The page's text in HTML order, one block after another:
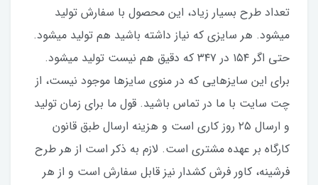
تعداد طرح بسیار زیاد، این محصول با سفارش تولید
میشود. هر سایزی که نیاز داشته باشید هم تولید میشود.
حتی اگر ۱۵۴ در ۳۴۷ که دقیق هم نیست تولید میشود.
برای این سایزهایی که در منوی سایزها موجود نیست، از
چت سایت با ما در تماس باشید. قول ما برای زمان تولید
و ارسال ۲۵‌ روز کاری است و هزینه ارسال طبق قانون
کارگاه بر عهده مشتری است. لازم به ذکر است از هر طرح
فرشینه، کاور فرش کشدار نیز قابل‌ سفارش است و از هر